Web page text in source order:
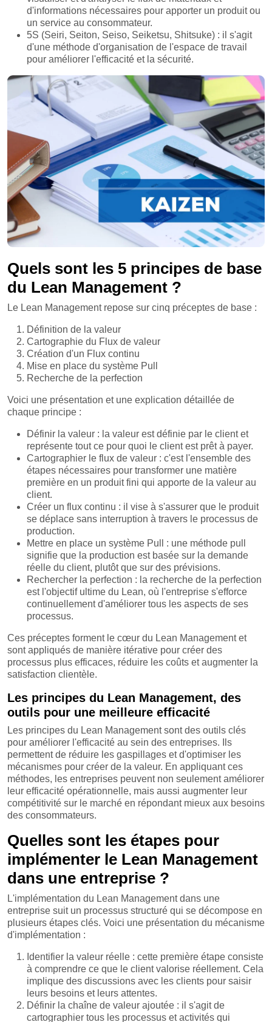
d'informations nécessaires pour apporter un produit ou
un service au consommateur.
5S (Seiri, Seiton, Seiso, Seiketsu, Shitsuke) : il s'agit
d'une méthode d'organisation de l'espace de travail
pour améliorer l'efficacité et la sécurité.
Quels sont les 5 principes de base
du Lean Management ?
Le Lean Management repose sur cinq préceptes de base :
Définition de la valeur
Cartographie du Flux de valeur
Création d'un Flux continu
Mise en place du système Pull
Recherche de la perfection
Voici une présentation et une explication détaillée de
chaque principe :
Définir la valeur : la valeur est définie par le client et
représente tout ce pour quoi le client est prêt à payer.
Cartographier le flux de valeur : c'est l'ensemble des
étapes nécessaires pour transformer une matière
première en un produit fini qui apporte de la valeur au
client.
Créer un flux continu : il vise à s'assurer que le produit
se déplace sans interruption à travers le processus de
production.
Mettre en place un système Pull : une méthode pull
signifie que la production est basée sur la demande
réelle du client, plutôt que sur des prévisions.
Rechercher la perfection : la recherche de la perfection
est l'objectif ultime du Lean, où l'entreprise s'efforce
continuellement d'améliorer tous les aspects de ses
processus.
Ces préceptes forment le cœur du Lean Management et
sont appliqués de manière itérative pour créer des
processus plus efficaces, réduire les coûts et augmenter la
satisfaction clientèle.
Les principes du Lean Management, des
outils pour une meilleure efficacité
Les principes du Lean Management sont des outils clés
pour améliorer l'efficacité au sein des entreprises. Ils
permettent de réduire les gaspillages et d'optimiser les
mécanismes pour créer de la valeur. En appliquant ces
méthodes, les entreprises peuvent non seulement améliorer
leur efficacité opérationnelle, mais aussi augmenter leur
compétitivité sur le marché en répondant mieux aux besoins
des consommateurs.
Quelles sont les étapes pour
implémenter le Lean Management
dans une entreprise ?
L'implémentation du Lean Management dans une
entreprise suit un processus structuré qui se décompose en
plusieurs étapes clés. Voici une présentation du mécanisme
d'implémentation :
Identifier la valeur réelle : cette première étape consiste
à comprendre ce que le client valorise réellement. Cela
implique des discussions avec les clients pour saisir
leurs besoins et leurs attentes.
Définir la chaîne de valeur ajoutée : il s'agit de
cartographier tous les processus et activités qui